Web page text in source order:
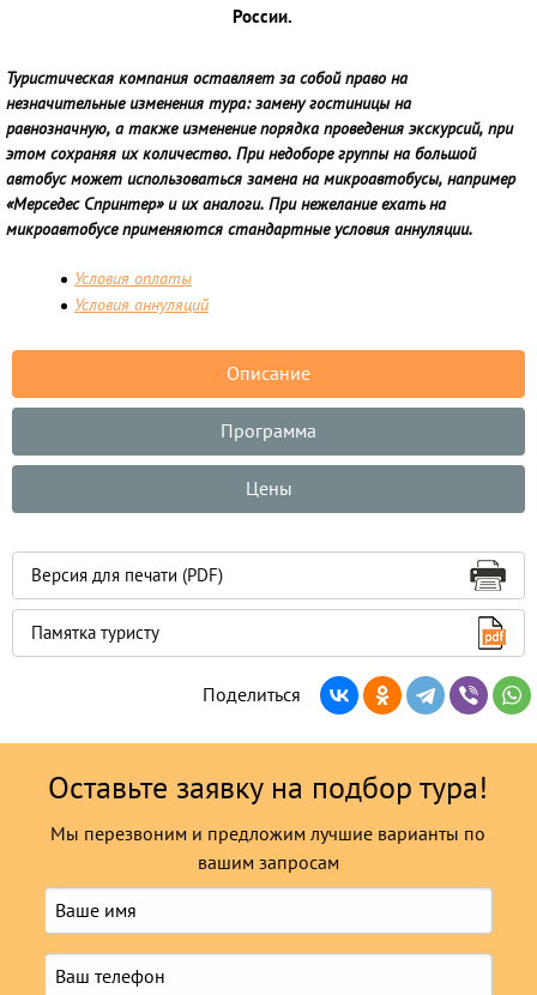
России.
Туристическая компания оставляет за собой право на
незначительные изменения тура: замену гостиницы на
равнозначную, а также изменение порядка проведения экскурсий, при
этом сохраняя их количество. При недоборе группы на большой
автобус может использоваться замена на микроавтобусы, например
«Мерседес Спринтер» и их аналоги. При нежелание ехать на
микроавтобусе применяются стандартные условия аннуляции.
Условия оплаты
Условия аннуляций
Описание
Программа
Цены
Версия для печати (PDF)
Памятка туристу
Поделиться
Оставьте заявку на подбор тура!
Мы перезвоним и предложим лучшие варианты по
вашим запросам